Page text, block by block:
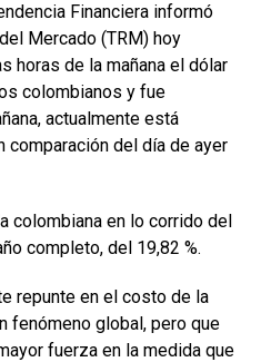
Financiera informó
Mercado (TRM) hoy
horas de la mañana el dólar
colombianos y fue
actualmente está
comparación del día de ayer
colombiana en lo corrido del
completo, del 19,82 %.
repunte en el costo de la
fenómeno global, pero que
fuerza en la medida que